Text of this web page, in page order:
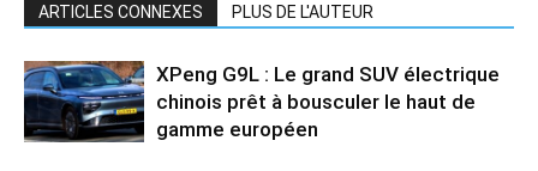
ARTICLES CONNEXES PLUS DE L'AUTEUR
XPeng G9L : Le grand SUV électrique
chinois prêt à bousculer le haut de
gamme européen